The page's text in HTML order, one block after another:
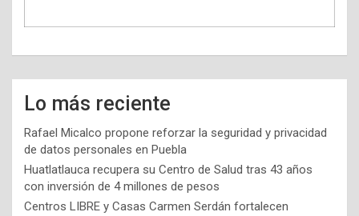
Lo más reciente
Rafael Micalco propone reforzar la seguridad y privacidad
de datos personales en Puebla
Huatlatlauca recupera su Centro de Salud tras 43 años
con inversión de 4 millones de pesos
Centros LIBRE y Casas Carmen Serdán fortalecen